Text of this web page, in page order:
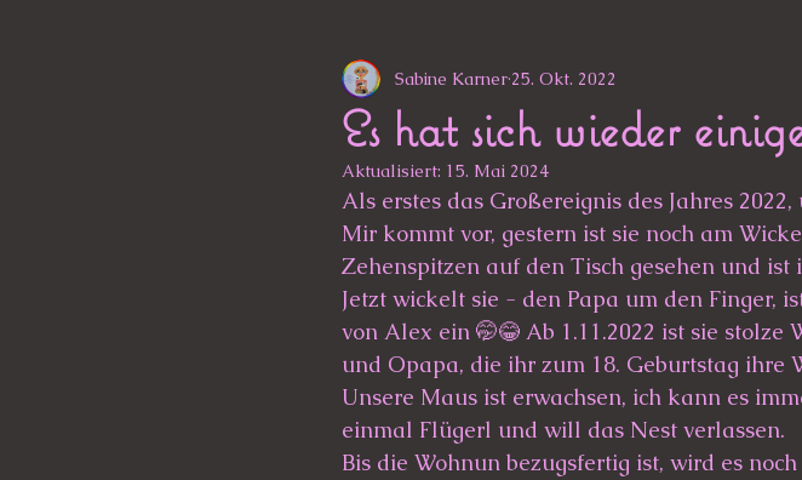
Es hat sich wieder
Sabine Karner 25. Okt. 2022
Aktualisiert: 15. Mai 2024
Als erstes das Großereignis des Jahres
Mir kommt vor, gestern ist sie noch am
Zehenspitzen auf den Tisch gesehen und
Jetzt wickelt sie - den Papa um den Finger,
von Alex ein 🤭😂 Ab 1.11.2022 ist sie
und Opapa, die ihr zum 18. Geburtstag ihre
Unsere Maus ist erwachsen, ich kann es
einmal Flügerl und will das Nest verlassen.
Bis die Wohnun bezugsfertig ist, wird es